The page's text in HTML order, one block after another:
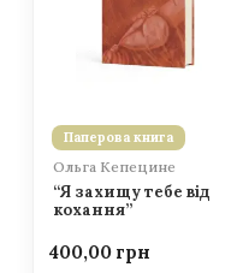
Паперова книга
Ольга Кепецине
“Я захищу тебе від
кохання”
400,00